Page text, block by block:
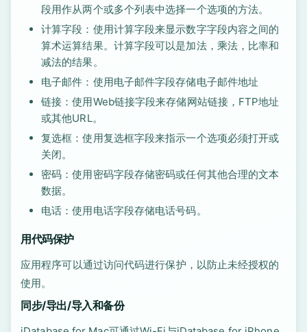
段用作从两个或多个列表中选择一个选项的方法。
计算字段：使用计算字段来显示数字字段内容之间的
算术运算结果。计算字段可以是加法，乘法，比率和
减法的结果。
电子邮件：使用电子邮件字段存储电子邮件地址
链接：使用Web链接字段来存储网站链接，FTP地址
或其他URL。
复选框：使用复选框字段来指示一个选项必须打开或
关闭。
密码：使用密码字段存储密码或任何其他合理的文本
数据。
电话：使用电话字段存储电话号码。
用代码保护
应用程序可以通过访问代码进行保护，以防止未经授权的
使用。
同步/导出/导入和备份